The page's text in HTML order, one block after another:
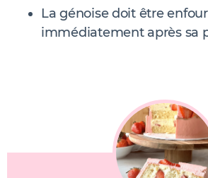
La génoise doit être
immédiatement après sa